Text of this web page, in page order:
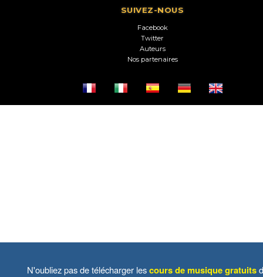
SUIVEZ-NOUS
Facebook
Twitter
Auteurs
Nos partenaires
N'oubliez pas de télécharger lescours de musique gratuits